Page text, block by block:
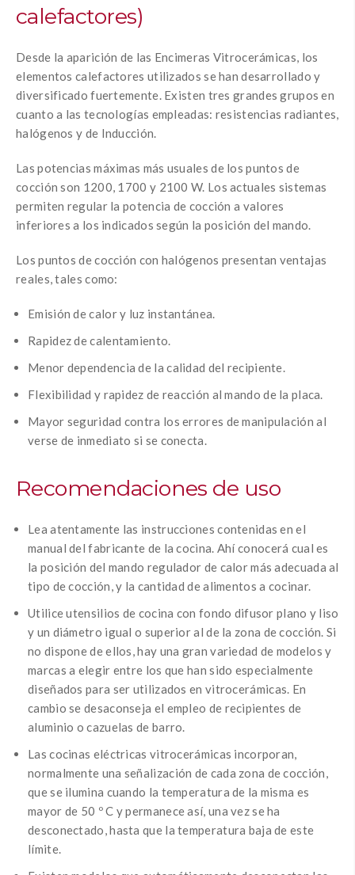
calefactores)
Desde la aparición de las Encimeras Vitrocerámicas, los
elementos calefactores utilizados se han desarrollado y
diversificado fuertemente. Existen tres grandes grupos en
cuanto a las tecnologías empleadas: resistencias radiantes,
halógenos y de Inducción.
Las potencias máximas más usuales de los puntos de
cocción son 1200, 1700 y 2100 W. Los actuales sistemas
permiten regular la potencia de cocción a valores
inferiores a los indicados según la posición del mando.
Los puntos de cocción con halógenos presentan ventajas
reales, tales como:
Emisión de calor y luz instantánea.
Rapidez de calentamiento.
Menor dependencia de la calidad del recipiente.
Flexibilidad y rapidez de reacción al mando de la placa.
Mayor seguridad contra los errores de manipulación al
verse de inmediato si se conecta.
Recomendaciones de uso
Lea atentamente las instrucciones contenidas en el
manual del fabricante de la cocina. Ahí conocerá cual es
la posición del mando regulador de calor más adecuada al
tipo de cocción, y la cantidad de alimentos a cocinar.
Utilice utensilios de cocina con fondo difusor plano y liso
y un diámetro igual o superior al de la zona de cocción. Si
no dispone de ellos, hay una gran variedad de modelos y
marcas a elegir entre los que han sido especialmente
diseñados para ser utilizados en vitrocerámicas. En
cambio se desaconseja el empleo de recipientes de
aluminio o cazuelas de barro.
Las cocinas eléctricas vitrocerámicas incorporan,
normalmente una señalización de cada zona de cocción,
que se ilumina cuando la temperatura de la misma es
mayor de 50 º C y permanece así, una vez se ha
desconectado, hasta que la temperatura baja de este
límite.